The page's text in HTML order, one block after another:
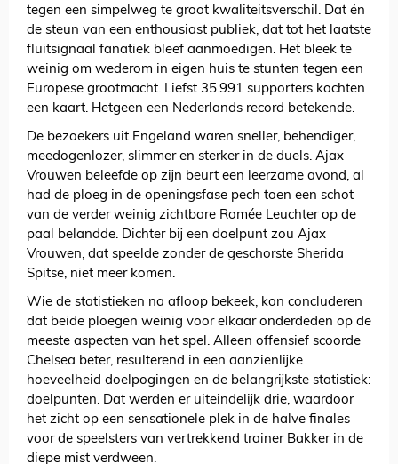
tegen een simpelweg te groot kwaliteitsverschil. Dat én
de steun van een enthousiast publiek, dat tot het laatste
fluitsignaal fanatiek bleef aanmoedigen. Het bleek te
weinig om wederom in eigen huis te stunten tegen een
Europese grootmacht. Liefst 35.991 supporters kochten
een kaart. Hetgeen een Nederlands record betekende.
De bezoekers uit Engeland waren sneller, behendiger,
meedogenlozer, slimmer en sterker in de duels. Ajax
Vrouwen beleefde op zijn beurt een leerzame avond, al
had de ploeg in de openingsfase pech toen een schot
van de verder weinig zichtbare Romée Leuchter op de
paal belandde. Dichter bij een doelpunt zou Ajax
Vrouwen, dat speelde zonder de geschorste Sherida
Spitse, niet meer komen.
Wie de statistieken na afloop bekeek, kon concluderen
dat beide ploegen weinig voor elkaar onderdeden op de
meeste aspecten van het spel. Alleen offensief scoorde
Chelsea beter, resulterend in een aanzienlijke
hoeveelheid doelpogingen en de belangrijkste statistiek:
doelpunten. Dat werden er uiteindelijk drie, waardoor
het zicht op een sensationele plek in de halve finales
voor de speelsters van vertrekkend trainer Bakker in de
diepe mist verdween.